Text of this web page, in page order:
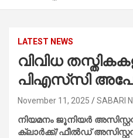
LATEST NEWS
വിവിധ
പിഎസ്‌സി
November 11, 2025 SABARI
നിയമനം ജൂനിയര്‍
ക്ലാര്‍ക്ക്/ഫീല്‍ഡ്